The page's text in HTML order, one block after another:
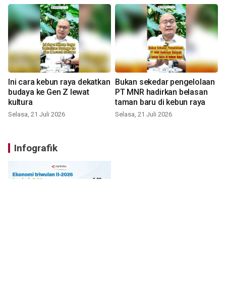
Ini cara kebun raya dekatkan
budaya ke Gen Z lewat
kultura
Selasa, 21 Juli 2026
Bukan sekedar pengelolaan
PT MNR hadirkan belasan
taman baru di kebun raya
Selasa, 21 Juli 2026
Infografik